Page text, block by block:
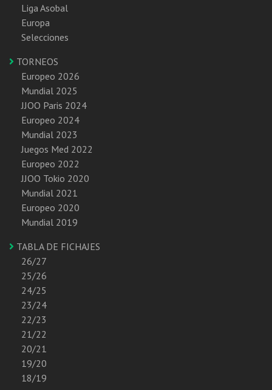
Liga Asobal
Europa
Selecciones
TORNEOS
Europeo 2026
Mundial 2025
JJOO Paris 2024
Europeo 2024
Mundial 2023
Juegos Med 2022
Europeo 2022
JJOO Tokio 2020
Mundial 2021
Europeo 2020
Mundial 2019
TABLA DE FICHAJES
26/27
25/26
24/25
23/24
22/23
21/22
20/21
19/20
18/19